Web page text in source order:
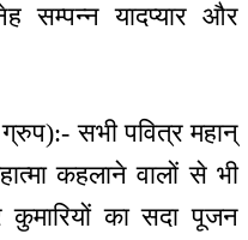
सम्पन्न यादप्यार और
सभी पवित्र महान्
कहलाने वालों से भी
का सदा पूजन